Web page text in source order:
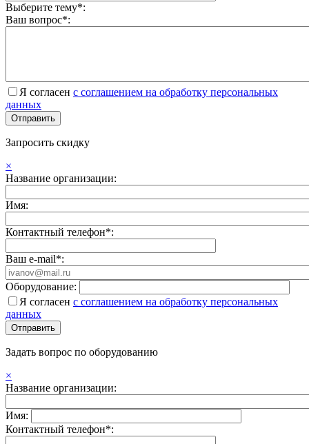
Выберите тему*:
Ваш вопрос*:
Я согласен с соглашением на обработку персональных
данных
Запросить скидку
×
Название организации:
Имя:
Контактный телефон*:
Ваш e-mail*:
Оборудование:
Я согласен с соглашением на обработку персональных
данных
Задать вопрос по оборудованию
×
Название организации:
Имя:
Контактный телефон*: